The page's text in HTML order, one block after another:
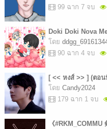
99 ฉาก 7 จบ
Doki Doki Nova
โดย
90 ฉาก 4 จบ
[ << หงส์ >> ] (ตอน
โดย Candy2024
179 ฉาก 1 จบ
《